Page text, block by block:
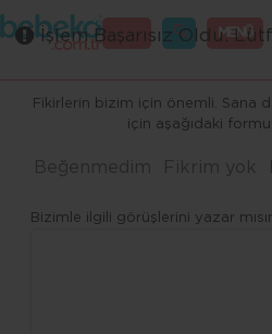
MENÜ
GİRİŞ
Fikirlerin bizim için önemli. Sana
için aşağıdaki
Beğenmedim Fikrim yok
Bizimle ilgili görüşlerini yazar
İşlem Başarısız Oldu.